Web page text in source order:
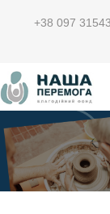
+38 097